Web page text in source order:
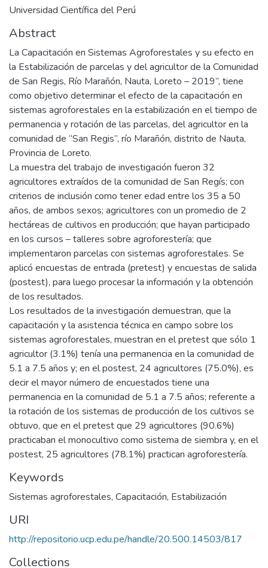
Universidad Científica del Perú
Abstract
La Capacitación en Sistemas Agroforestales y su efecto en
la Estabilización de parcelas y del agricultor de la Comunidad
de San Regis, Río Marañón, Nauta, Loreto – 2019”, tiene
como objetivo determinar el efecto de la capacitación en
sistemas agroforestales en la estabilización en el tiempo de
permanencia y rotación de las parcelas, del agricultor en la
comunidad de “San Regis”, río Marañón, distrito de Nauta,
Provincia de Loreto.
La muestra del trabajo de investigación fueron 32
agricultores extraídos de la comunidad de San Regís; con
criterios de inclusión como tener edad entre los 35 a 50
años, de ambos sexos; agricultores con un promedio de 2
hectáreas de cultivos en producción; que hayan participado
en los cursos – talleres sobre agroforestería; que
implementaron parcelas con sistemas agroforestales. Se
aplicó encuestas de entrada (pretest) y encuestas de salida
(postest), para luego procesar la información y la obtención
de los resultados.
Los resultados de la investigación demuestran, que la
capacitación y la asistencia técnica en campo sobre los
sistemas agroforestales, muestran en el pretest que sólo 1
agricultor (3.1%) tenía una permanencia en la comunidad de
5.1 a 7.5 años y; en el postest, 24 agricultores (75.0%), es
decir el mayor número de encuestados tiene una
permanencia en la comunidad de 5.1 a 7.5 años; referente a
la rotación de los sistemas de producción de los cultivos se
obtuvo, que en el pretest que 29 agricultores (90.6%)
practicaban el monocultivo como sistema de siembra y, en el
postest, 25 agricultores (78.1%) practican agroforestería.
Keywords
Sistemas agroforestales, Capacitación, Estabilización
URI
http://repositorio.ucp.edu.pe/handle/20.500.14503/817
Collections